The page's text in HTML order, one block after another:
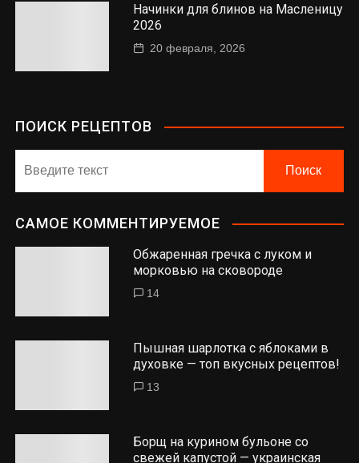
Начинки для блинов на Масленицу
2026
20 февраля, 2026
ПОИСК РЕЦЕПТОВ
САМОЕ КОММЕНТИРУЕМОЕ
Обжаренная гречка с луком и
морковью на сковороде
14
Пышная шарлотка с яблоками в
духовке — топ вкусных рецептов!
13
Борщ на курином бульоне со
свежей капустой — украинская